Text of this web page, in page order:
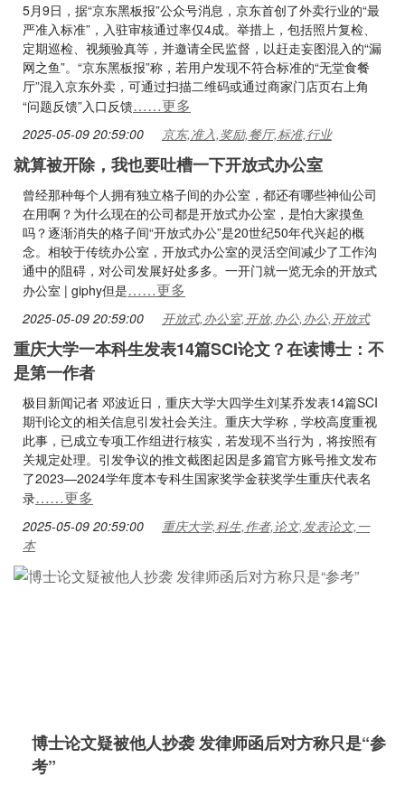
5月9日，据“京东黑板报”公众号消息，京东首创了外卖行业的“最
严准入标准”，入驻审核通过率仅4成。举措上，包括照片复检、
定期巡检、视频验真等，并邀请全民监督，以赶走妄图混入的“漏
网之鱼”。“京东黑板报”称，若用户发现不符合标准的“无堂食餐
厅”混入京东外卖，可通过扫描二维码或通过商家门店页右上角
“问题反馈”入口反馈……更多
2025-05-09 20:59:00 京东,准入,奖励,餐厅,标准,行业
就算被开除，我也要吐槽一下开放式办公室
曾经那种每个人拥有独立格子间的办公室，都还有哪些神仙公司
在用啊？为什么现在的公司都是开放式办公室，是怕大家摸鱼
吗？逐渐消失的格子间“开放式办公”是20世纪50年代兴起的概
念。相较于传统办公室，开放式办公室的灵活空间减少了工作沟
通中的阻碍，对公司发展好处多多。一开门就一览无余的开放式
办公室 | giphy但是……更多
2025-05-09 20:59:00 开放式,办公室,开放,办公,办公,开放式
重庆大学一本科生发表14篇SCI论文？在读博士：不
是第一作者
极目新闻记者 邓波近日，重庆大学大四学生刘某乔发表14篇SCI
期刊论文的相关信息引发社会关注。重庆大学称，学校高度重视
此事，已成立专项工作组进行核实，若发现不当行为，将按照有
关规定处理。引发争议的推文截图起因是多篇官方账号推文发布
了2023—2024学年度本专科生国家奖学金获奖学生重庆代表名
录……更多
2025-05-09 20:59:00
重庆大学,科生,作者,论文,发表论文,一
本
博士论文疑被他人抄袭 发律师函后对方称只是“参
考”